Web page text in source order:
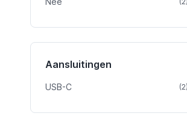
Aansluitingen
USB-C (2)